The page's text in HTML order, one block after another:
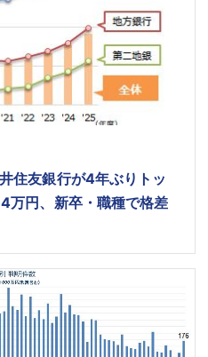
住友銀行が4年ぶりトッ
円、新卒・職種で格差